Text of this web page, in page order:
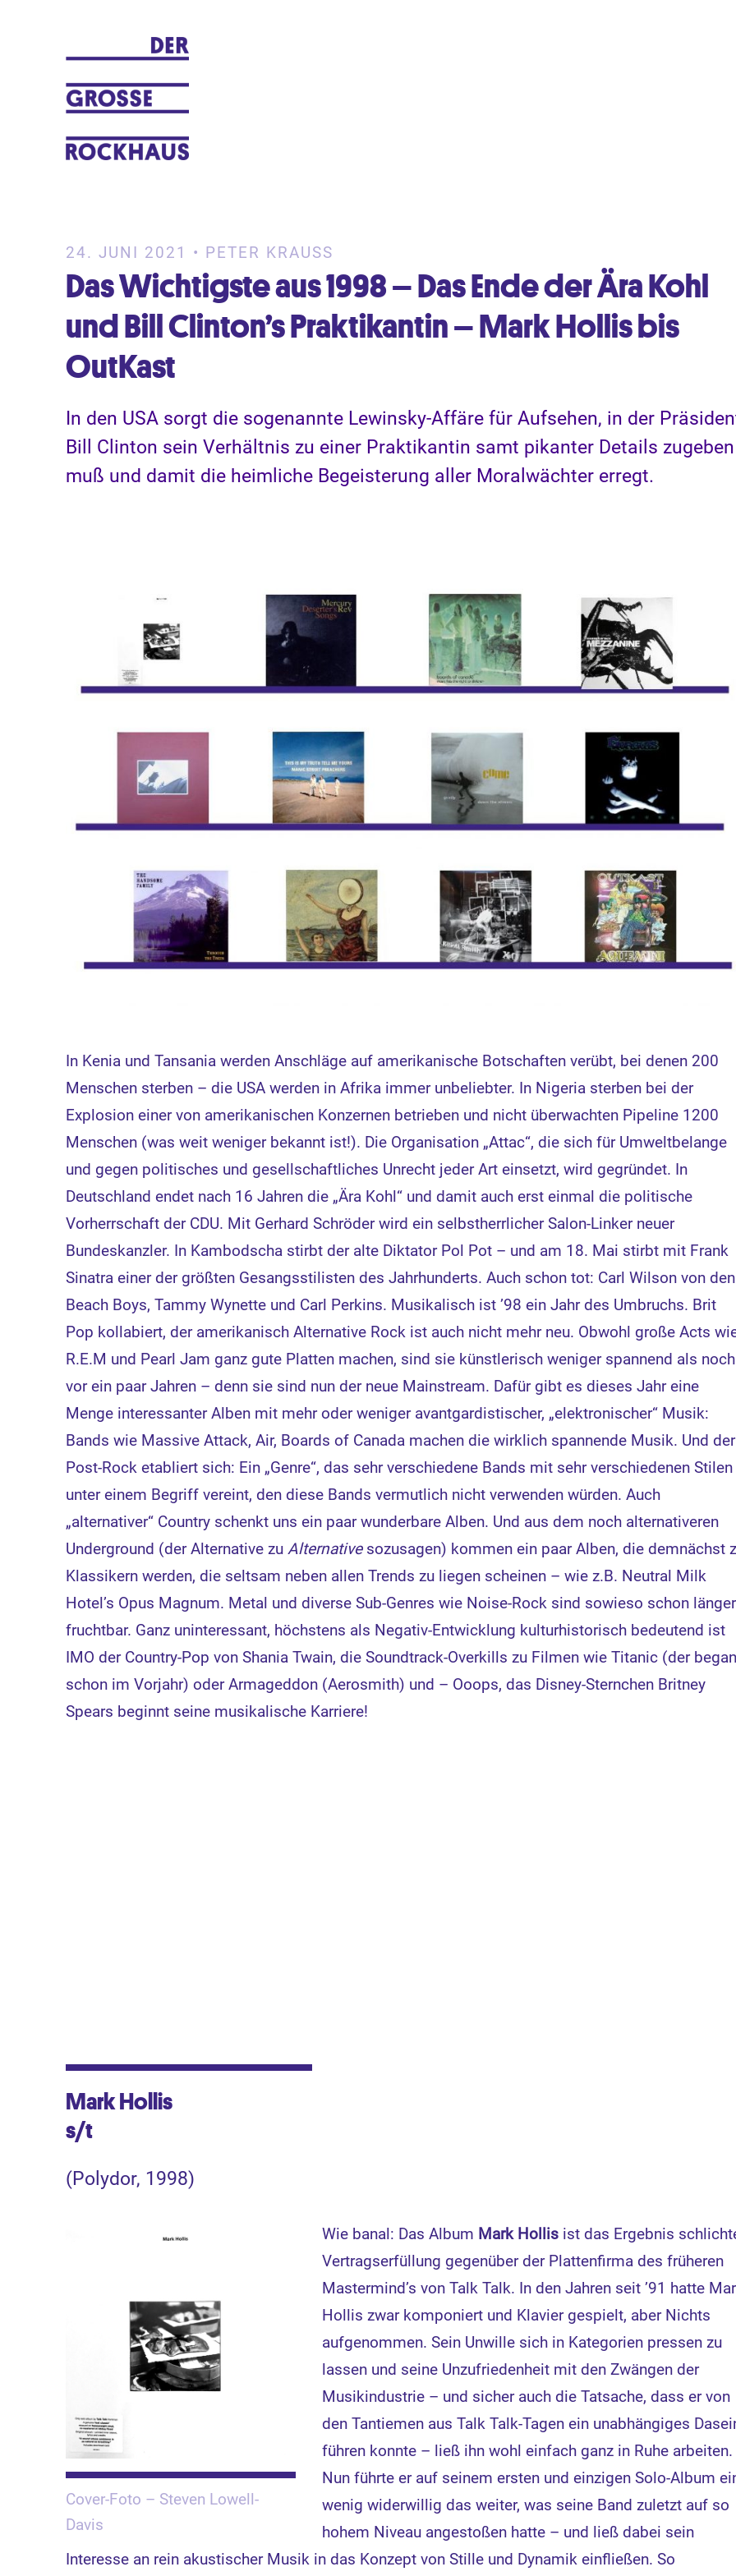
24. JUNI 2021 • PETER KRAUSS
Das Wichtigste aus 1998 – Das Ende der Ära Kohl
und Bill Clinton’s Praktikantin – Mark Hollis bis
OutKast
In den USA sorgt die sogenannte Lewinsky-Affäre für Aufsehen, in der
Bill Clinton sein Verhältnis zu einer Praktikantin samt pikanter Details zugeben
muß und damit die heimliche Begeisterung aller Moralwächter erregt.
In Kenia und Tansania werden Anschläge auf amerikanische Botschaften verübt, bei denen 200
Menschen sterben – die USA werden in Afrika immer unbeliebter. In Nigeria sterben bei der
Explosion einer von amerikanischen Konzernen betrieben und nicht überwachten Pipeline 1200
Menschen (was weit weniger bekannt ist!). Die Organisation „Attac“, die sich für Umweltbelange
und gegen politisches und gesellschaftliches Unrecht jeder Art einsetzt, wird gegründet. In
Deutschland endet nach 16 Jahren die „Ära Kohl“ und damit auch erst einmal die politische
Vorherrschaft der CDU. Mit Gerhard Schröder wird ein selbstherrlicher Salon-Linker neuer
Bundeskanzler. In Kambodscha stirbt der alte Diktator Pol Pot – und am 18. Mai stirbt mit Frank
Sinatra einer der größten Gesangsstilisten des Jahrhunderts. Auch schon tot: Carl Wilson von den
Beach Boys, Tammy Wynette und Carl Perkins. Musikalisch ist ’98 ein Jahr des Umbruchs. Brit
Pop kollabiert, der amerikanisch Alternative Rock ist auch nicht mehr neu. Obwohl große Acts
R.E.M und Pearl Jam ganz gute Platten machen, sind sie künstlerisch weniger spannend als noch
vor ein paar Jahren – denn sie sind nun der neue Mainstream. Dafür gibt es dieses Jahr eine
Menge interessanter Alben mit mehr oder weniger avantgardistischer, „elektronischer“ Musik:
Bands wie Massive Attack, Air, Boards of Canada machen die wirklich spannende Musik. Und der
Post-Rock etabliert sich: Ein „Genre“, das sehr verschiedene Bands mit sehr verschiedenen Stilen
unter einem Begriff vereint, den diese Bands vermutlich nicht verwenden würden. Auch
„alternativer“ Country schenkt uns ein paar wunderbare Alben. Und aus dem noch alternativeren
Underground (der Alternative zuAlternativesozusagen) kommen ein paar Alben, die demnächst
Klassikern werden, die seltsam neben allen Trends zu liegen scheinen – wie z.B. Neutral Milk
Hotel’s Opus Magnum. Metal und diverse Sub-Genres wie Noise-Rock sind sowieso schon länger
fruchtbar. Ganz uninteressant, höchstens als Negativ-Entwicklung kulturhistorisch bedeutend ist
IMO der Country-Pop von Shania Twain, die Soundtrack-Overkills zu Filmen wie Titanic (der
schon im Vorjahr) oder Armageddon (Aerosmith) und – Ooops, das Disney-Sternchen Britney
Spears beginnt seine musikalische Karriere!
Mark Hollis
s/t
(Polydor, 1998)
Cover-Foto – Steven Lowell-
Davis
Wie banal: Das Album Mark Hollis ist das Ergebnis
Vertragserfüllung gegenüber der Plattenfirma des früheren
Mastermind’s von Talk Talk. In den Jahren seit ’91 hatte
Hollis zwar komponiert und Klavier gespielt, aber Nichts
aufgenommen. Sein Unwille sich in Kategorien pressen zu
lassen und seine Unzufriedenheit mit den Zwängen der
Musikindustrie – und sicher auch die Tatsache, dass er von
den Tantiemen aus Talk Talk-Tagen ein unabhängiges
führen konnte – ließ ihn wohl einfach ganz in Ruhe arbeiten.
Nun führte er auf seinem ersten und einzigen Solo-Album
wenig widerwillig das weiter, was seine Band zuletzt auf so
hohem Niveau angestoßen hatte – und ließ dabei sein
Interesse an rein akustischer Musik in das Konzept von Stille und Dynamik einfließen. So